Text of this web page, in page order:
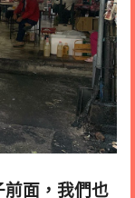
面，我們也